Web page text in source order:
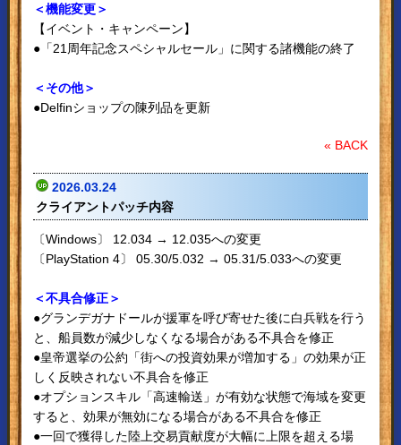
＜機能変更＞
【イベント・キャンペーン】
●「21周年記念スペシャルセール」に関する諸機能の終了
＜その他＞
●Delfinショップの陳列品を更新
« BACK
2026.03.24
クライアントパッチ内容
〔Windows〕 12.034 → 12.035への変更
〔PlayStation 4〕 05.30/5.032 → 05.31/5.033への変更
＜不具合修正＞
●グランデガナドールが援軍を呼び寄せた後に白兵戦を行う
と、船員数が減少しなくなる場合がある不具合を修正
●皇帝選挙の公約「街への投資効果が増加する」の効果が正
しく反映されない不具合を修正
●オプションスキル「高速輸送」が有効な状態で海域を変更
すると、効果が無効になる場合がある不具合を修正
●一回で獲得した陸上交易貢献度が大幅に上限を超える場